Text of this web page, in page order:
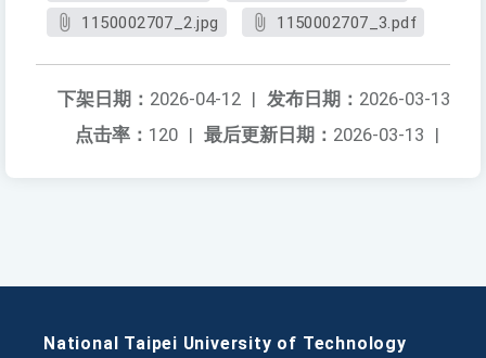
1150002707_2.jpg
1150002707_3.pdf
发布日期： 2026-03-13
下架日期： 2026-04-12 |
最后更新日期： 2026-03-13 |
点击率： 120 |
National Taipei University of Technology